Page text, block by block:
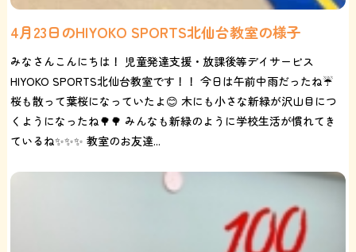
4月23日のHIYOKO SPORTS北仙台教室の様子
みなさんこんにちは！ 児童発達支援・放課後等デイサービス
HIYOKO SPORTS北仙台教室です！！ 今日は午前中雨だったね☔
桜も散って葉桜になっていたよ😊 木にも小さな新緑が沢山目につ
くようになったね🌳🌳 みんなも新緑のように学校生活が慣れてき
ているね✨✨✨ 教室のお友達...